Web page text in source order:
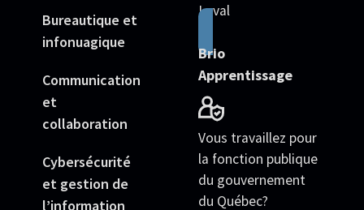
Bureautique et
infonuagique
Communication
et
collaboration
Cybersécurité
et gestion de
l’information
Laval
Brio
Apprentissage
Vous travaillez pour
la fonction publique
du gouvernement
du Québec?